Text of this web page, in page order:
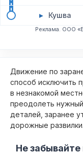
▸ Кушва
Реклама. ООО
Движение по
способ исключить
в незнакомой
преодолеть
деталей, заранее
дорожные развилки.
Не забывайте